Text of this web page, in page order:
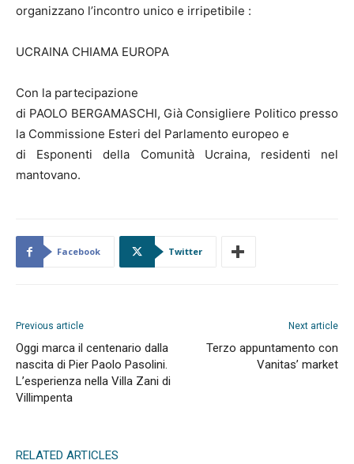
organizzano l’incontro unico e irripetibile :
UCRAINA CHIAMA EUROPA
Con la partecipazione
di PAOLO BERGAMASCHI, Già Consigliere Politico presso
la Commissione Esteri del Parlamento europeo e
di Esponenti della Comunità Ucraina, residenti nel
mantovano.
Facebook Twitter
Previous article
Oggi marca il centenario dalla
nascita di Pier Paolo Pasolini.
L’esperienza nella Villa Zani di
Villimpenta
Next article
Terzo appuntamento con
Vanitas’ market
RELATED ARTICLES